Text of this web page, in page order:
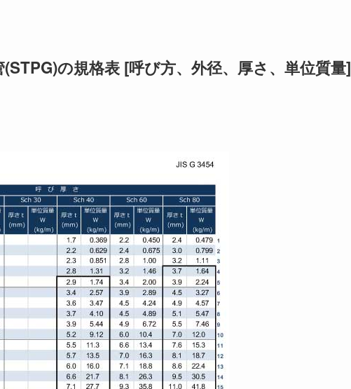
の規格表 [呼び方、外径、厚さ、単位質量]